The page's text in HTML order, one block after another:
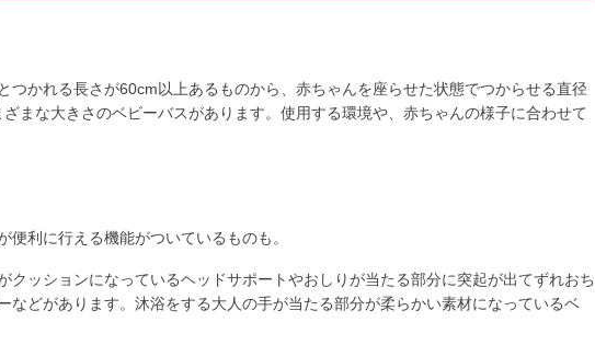
つかれる長さが60cm以上あるものから、赤ちゃんを座らせた状態でつからせる直径
まな大きさのベビーバスがあります。使用する環境や、赤ちゃんの様子に合わせて
便利に行える機能がついているものも。
クッションになっているヘッドサポートやおしりが当たる部分に突起が出てずれおち
などがあります。沐浴をする大人の手が当たる部分が柔らかい素材になっているベ